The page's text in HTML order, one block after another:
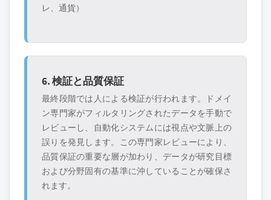
レ、通貨）
6. 検証と品質保証
最終段階では人による検証が行われます。ドメイ
ン専門家がフィルタリングされたデータを手動で
レビューし、自動化システムには視点や文脈上の
誤りを発見します。この専門家レビューにより、
品質保証の重要な層が加わり、データが研究目標
および分野固有の基準に沖していることが確保さ
れます。